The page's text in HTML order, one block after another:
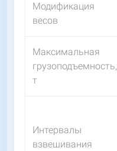
Модификация
весов
Максимальная
грузоподъемность,
т
Интервалы
взвешивания